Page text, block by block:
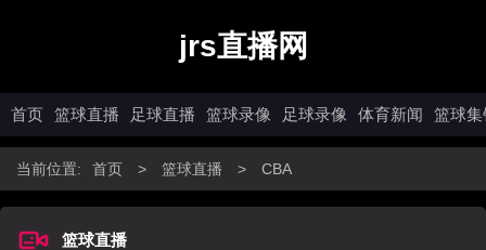
jrs直播网
首页 篮球直播 足球直播 篮球录像 足球录像 体育新闻 篮球集
当前位置: 首页 > 篮球直播 > CBA
篮球直播